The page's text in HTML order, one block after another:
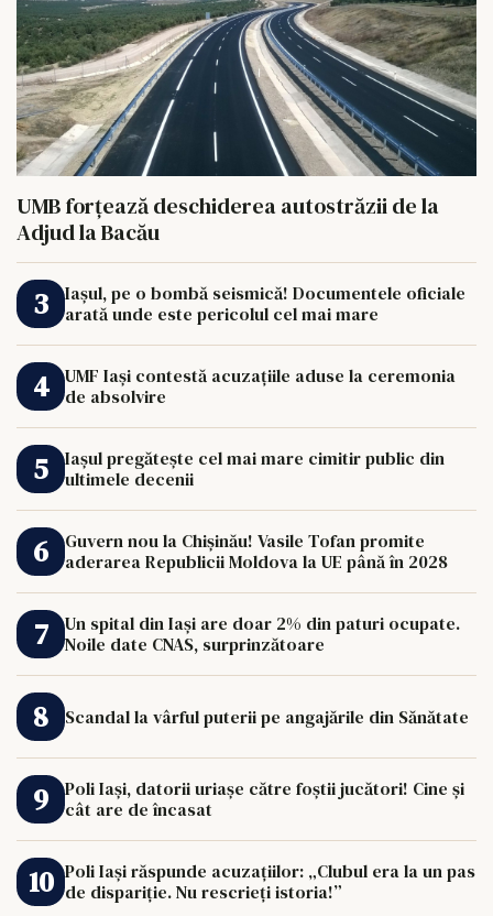
UMB forțează deschiderea autostrăzii de la
Adjud la Bacău
Iașul, pe o bombă seismică! Documentele oficiale
arată unde este pericolul cel mai mare
UMF Iași contestă acuzațiile aduse la ceremonia
de absolvire
Iașul pregătește cel mai mare cimitir public din
ultimele decenii
Guvern nou la Chișinău! Vasile Tofan promite
aderarea Republicii Moldova la UE până în 2028
Un spital din Iași are doar 2% din paturi ocupate.
Noile date CNAS, surprinzătoare
Scandal la vârful puterii pe angajările din Sănătate
Poli Iași, datorii uriașe către foștii jucători! Cine și
cât are de încasat
Poli Iași răspunde acuzațiilor: „Clubul era la un pas
de dispariție. Nu rescrieți istoria!”